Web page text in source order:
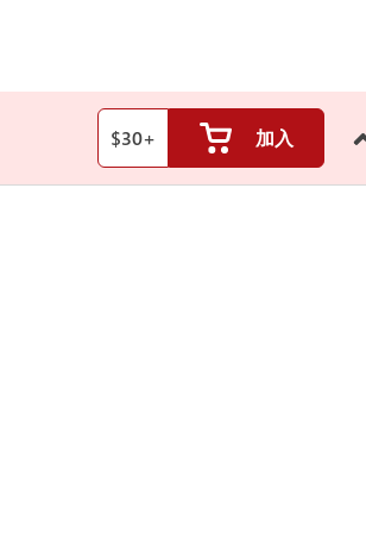
$30+ 加入